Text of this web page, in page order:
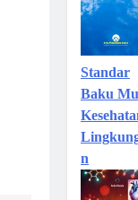
Standar
Baku
n